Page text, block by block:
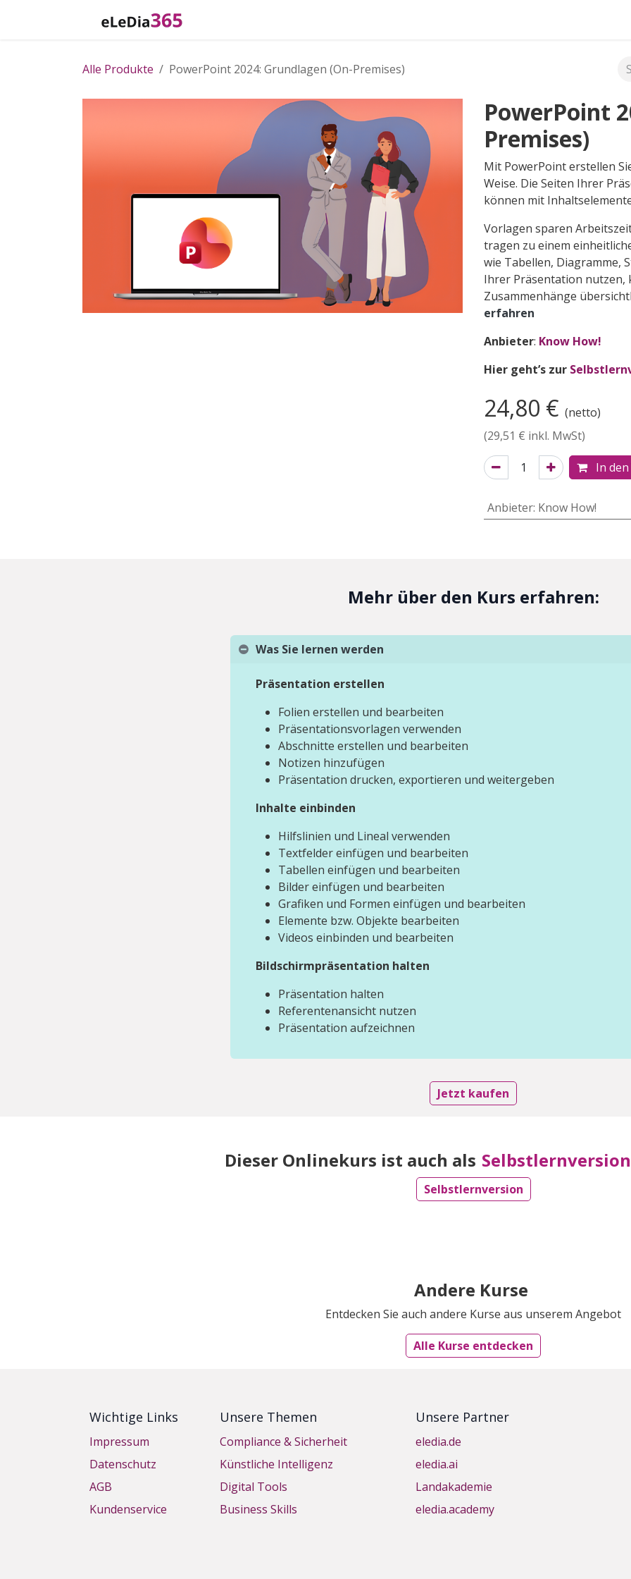
Alle Produkte PowerPoint 2024: Grundlagen (On-Premises)
PowerPoint
Premises)
Mit PowerPoint erstellen
Weise. Die Seiten Ihrer
können mit
Vorlagen sparen
tragen zu einem
wie Tabellen, Diagramme,
Ihrer Präsentation nutzen,
Zusammenhänge
erfahren
Anbieter: Know How!
Hier geht’s zur
24,80 € (netto)
(29,51 € inkl. MwSt)
In
Anbieter: Know How!
Mehr über den Kurs erfahren:
Was Sie lernen werden
Präsentation erstellen
Folien erstellen und bearbeiten
Präsentationsvorlagen verwenden
Abschnitte erstellen und bearbeiten
Notizen hinzufügen
Präsentation drucken, exportieren und weitergeben
Inhalte einbinden
Hilfslinien und Lineal verwenden
Textfelder einfügen und bearbeiten
Tabellen einfügen und bearbeiten
Bilder einfügen und bearbeiten
Grafiken und Formen einfügen und bearbeiten
Elemente bzw. Objekte bearbeiten
Videos einbinden und bearbeiten
Bildschirmpräsentation halten
Präsentation halten
Referentenansicht nutzen
Präsentation aufzeichnen
Jetzt kaufen
Dieser Onlinekurs ist auch als Selbstlernversion
Selbstlernversion
Andere Kurse
Entdecken Sie auch andere Kurse aus unserem Angebot
Alle Kurse entdecken
Wichtige Links
Impressum
Datenschutz
AGB
Kundenservice
Unsere Themen
Compliance & Sicherheit
Künstliche Intelligenz
Digital Tools
Business Skills
Unsere Partner
eledia.de
eledia.ai
Landakademie
eledia.academy